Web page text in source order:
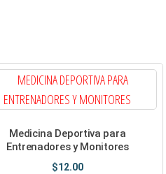
Medicina Deportiva para
Entrenadores y Monitores
$12.00